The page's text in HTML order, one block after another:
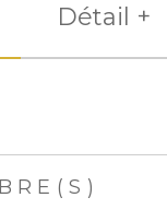
Détail +